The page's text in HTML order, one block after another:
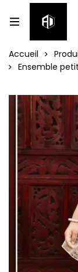
Accueil
Ensemble